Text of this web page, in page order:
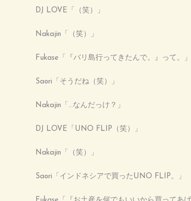
DJ LOVE「（笑）」
Nakajin「（笑）」
Fukase「『バリ島行ってきたんで。』って。」
Saori「そうだね（笑）」
Nakajin「…なんだっけ？」
DJ LOVE「UNO FLIP（笑）」
Nakajin「（笑）」
Saori「インドネシアで買ったUNO FLIP。」